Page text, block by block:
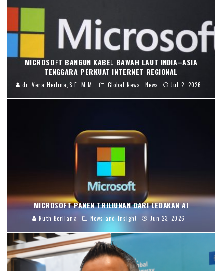
MICROSOFT BANGUN KABEL BAWAH LAUT INDIA–ASIA
TENGGARA PERKUAT INTERNET REGIONAL
dr. Vera Herlina,S.E.,M.M. Global News News Jul 2, 2026
MICROSOFT PANEN TRILIUNAN DARI LEDAKAN AI
Ruth Berliana News and Insight Jun 23, 2026